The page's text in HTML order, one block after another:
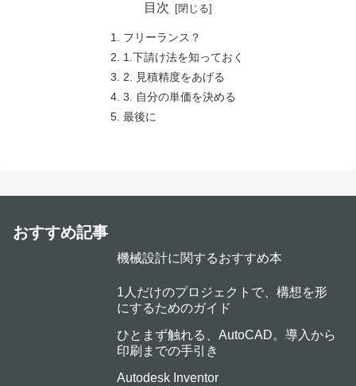
目次
フリーランス？
1.下請け法を知っておく
2. 見積精度をあげる
3. 自分の単価を決める
最後に
おすすめ記事
機械設計に関するおすすめ本
1人だけのプロジェクトで、構想を形
にするためのガイド
ひとまず触れる、AutoCAD。導入から
印刷までの手引き
Autodesk Inventor